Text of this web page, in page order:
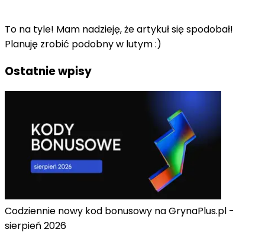
To na tyle! Mam nadzieję, że artykuł się spodobał!
Planuję zrobić podobny w lutym :)
Ostatnie wpisy
Codziennie nowy kod bonusowy na GrynaPlus.pl -
sierpień 2026